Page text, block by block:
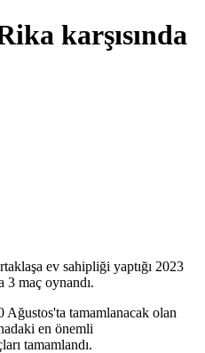
karşısında
ev sahipliği yaptığı 2023
3 maç oynandı.
Ağustos'ta tamamlanacak olan
en önemli
tamamlandı.